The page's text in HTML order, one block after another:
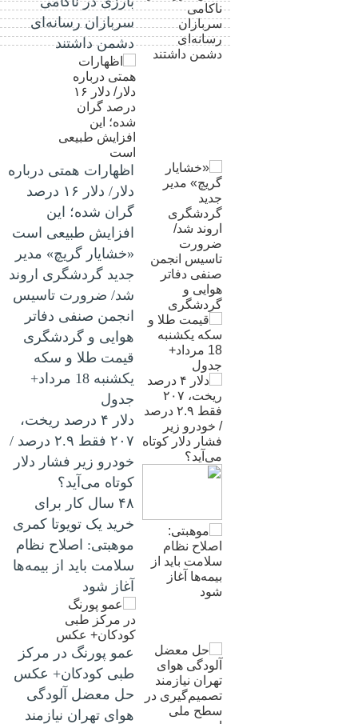
سربازان رسانه‌ای
دشمن داشتند
اظهارات همتی درباره
دلار/ دلار ۱۶ درصد
گران شده؛ این
افزایش طبیعی است
«خشایار گریچ» مدیر
جدید گردشگری اروند
شد/ ضرورت تاسیس
انجمن صنفی دفاتر
هوایی و گردشگری
قیمت طلا و سکه
یکشنبه 18 مرداد+
جدول
دلار ۴ درصد ریخت،
۲۰۷ فقط ۲.۹ درصد /
خودرو زیر فشار دلار
کوتاه می‌آید؟
۴۸ سال کار برای
خرید یک تویوتا کمری
موهبتی: اصلاح نظام
سلامت باید از بیمه‌ها
آغاز شود
عمو پورنگ در مرکز
طبی کودکان+ عکس
حل معضل آلودگی
هوای تهران نیازمند